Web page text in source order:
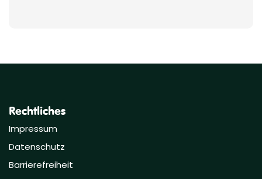
Rechtliches
Impressum
Datenschutz
Barrierefreiheit